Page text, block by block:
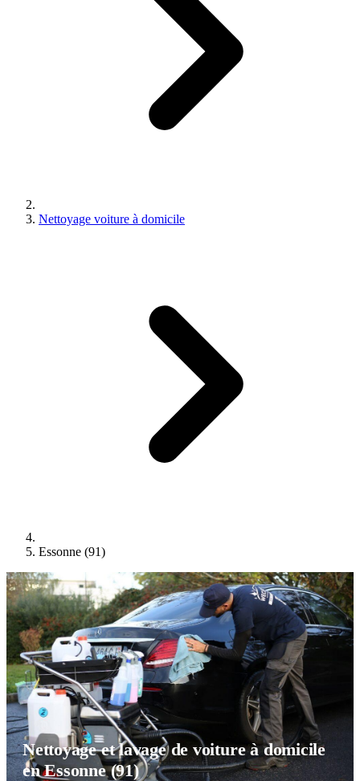
Nettoyage voiture à domicile
Essonne (91)
Nettoyage et lavage de voiture à domicile
en Essonne (91)